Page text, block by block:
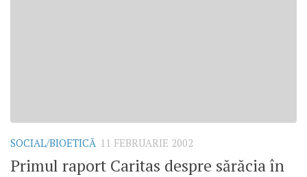
SOCIAL/BIOETICĂ 11 FEBRUARIE 2002
Primul raport Caritas despre sărăcia în